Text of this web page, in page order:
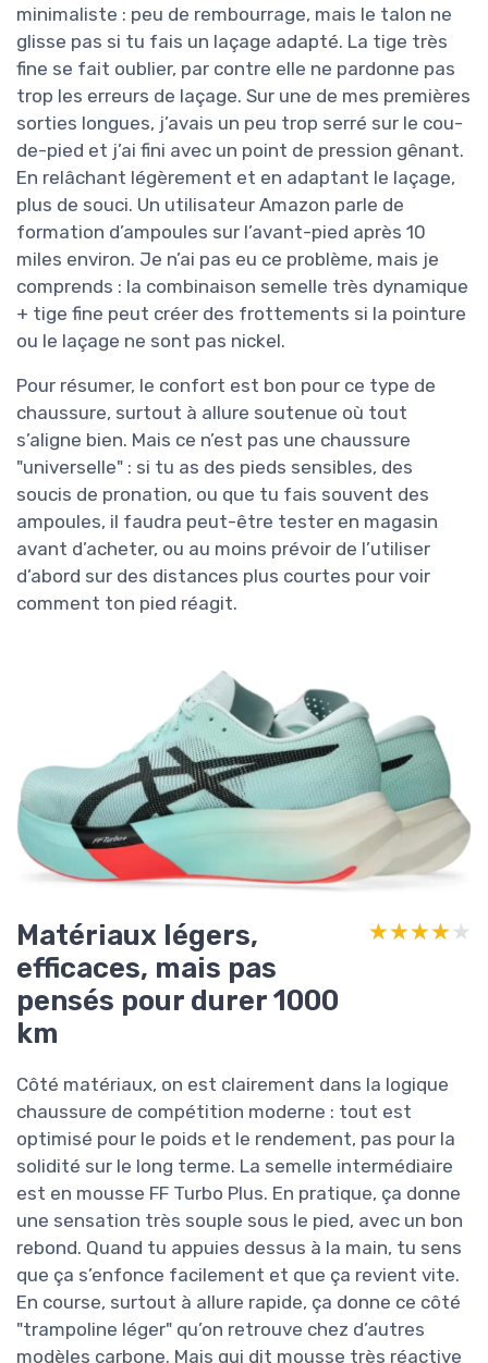
minimaliste : peu de rembourrage, mais le talon ne
glisse pas si tu fais un laçage adapté. La tige très
fine se fait oublier, par contre elle ne pardonne pas
trop les erreurs de laçage. Sur une de mes premières
sorties longues, j’avais un peu trop serré sur le cou-
de-pied et j’ai fini avec un point de pression gênant.
En relâchant légèrement et en adaptant le laçage,
plus de souci. Un utilisateur Amazon parle de
formation d’ampoules sur l’avant-pied après 10
miles environ. Je n’ai pas eu ce problème, mais je
comprends : la combinaison semelle très dynamique
+ tige fine peut créer des frottements si la pointure
ou le laçage ne sont pas nickel.
Pour résumer, le confort est bon pour ce type de
chaussure, surtout à allure soutenue où tout
s’aligne bien. Mais ce n’est pas une chaussure
"universelle" : si tu as des pieds sensibles, des
soucis de pronation, ou que tu fais souvent des
ampoules, il faudra peut-être tester en magasin
avant d’acheter, ou au moins prévoir de l’utiliser
d’abord sur des distances plus courtes pour voir
comment ton pied réagit.
Matériaux légers,
efficaces, mais pas
pensés pour durer 1000
km
★★★★★
★★★★★
Côté matériaux, on est clairement dans la logique
chaussure de compétition moderne : tout est
optimisé pour le poids et le rendement, pas pour la
solidité sur le long terme. La semelle intermédiaire
est en mousse FF Turbo Plus. En pratique, ça donne
une sensation très souple sous le pied, avec un bon
rebond. Quand tu appuies dessus à la main, tu sens
que ça s’enfonce facilement et que ça revient vite.
En course, surtout à allure rapide, ça donne ce côté
"trampoline léger" qu’on retrouve chez d’autres
modèles carbone. Mais qui dit mousse très réactive